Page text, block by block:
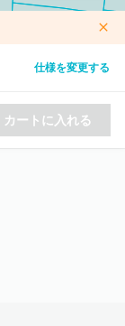
仕様を変更する
カートに入れる